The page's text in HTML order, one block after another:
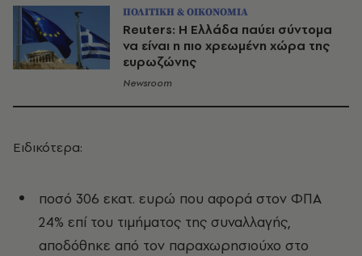
ΠΟΛΙΤΙΚΗ & ΟΙΚΟΝΟΜΙΑ
Reuters: Η Ελλάδα παύει σύντομα
να είναι η πιο χρεωμένη χώρα της
ευρωζώνης
Newsroom
Ειδικότερα:
ποσό 306 εκατ. ευρώ που αφορά στον ΦΠΑ
24% επί του τιμήματος της συναλλαγής,
αποδόθηκε από τον παραχωρησιούχο στο